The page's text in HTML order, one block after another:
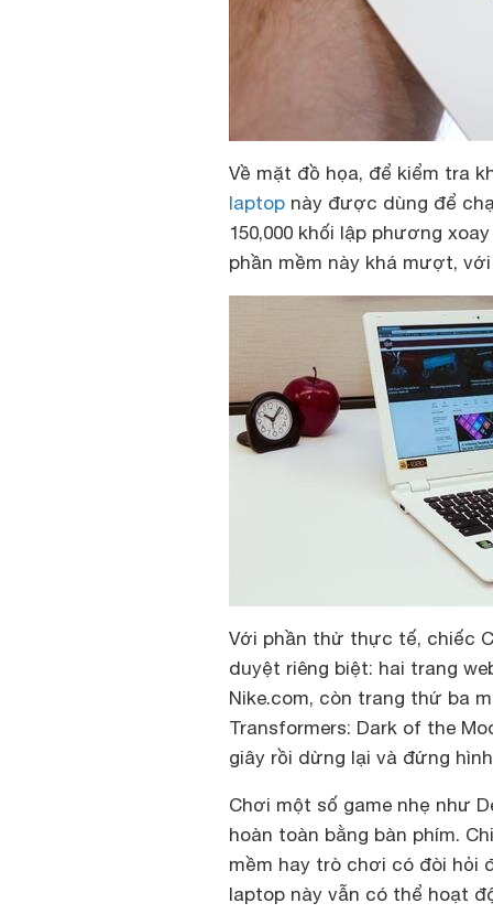
Về mặt đồ họa, để kiểm tra
laptop này được dùng để
150,000 khối lập phương
phần mềm này khá mượt,
Với phần thử thực tế, chiếc
duyệt riêng biệt: hai trang
Nike.com, còn trang thứ ba
Transformers: Dark of the
giây rồi dừng lại và đứng
Chơi một số game nhẹ như
hoàn toàn bằng bàn phím.
mềm hay trò chơi có đòi hỏi
laptop này vẫn có thể hoạt